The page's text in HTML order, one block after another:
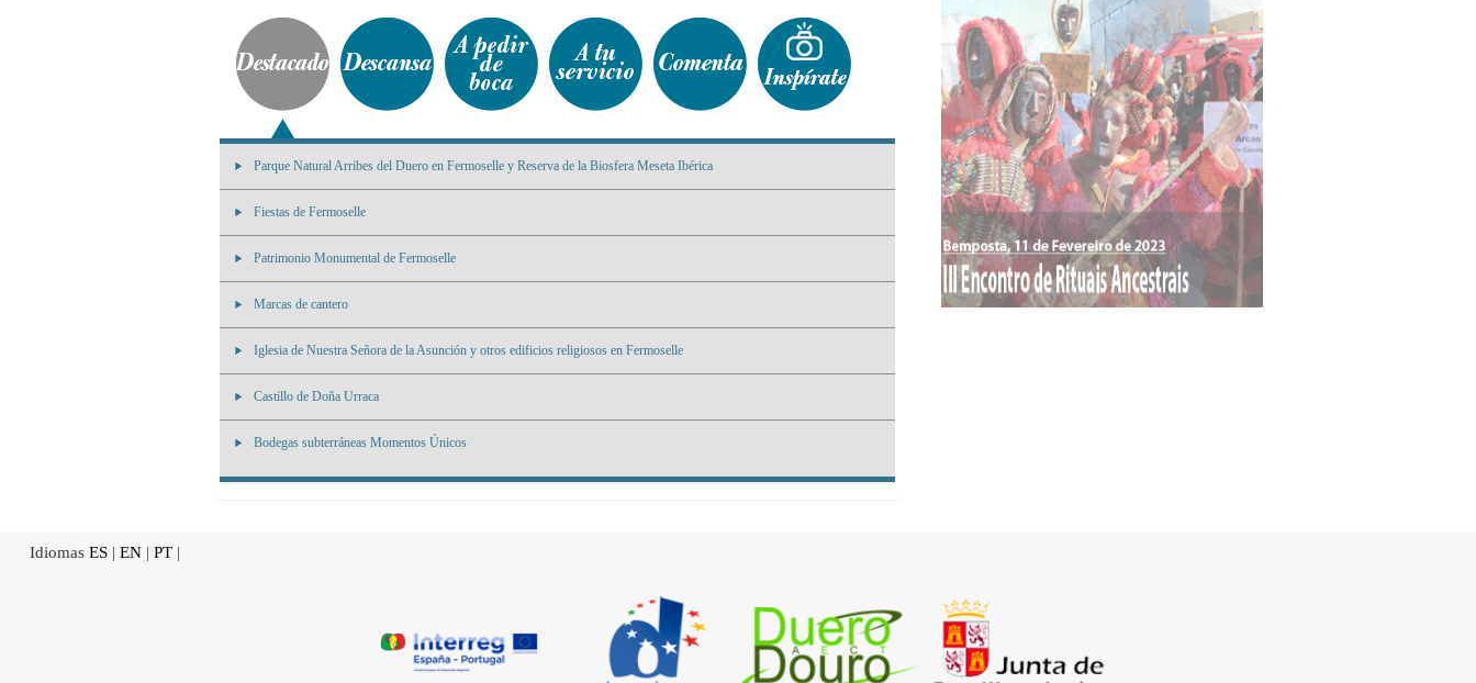
Parque Natural Arribes del Duero en Fermoselle y Reserva de la Biosfera Meseta Ibérica
Fiestas de Fermoselle
Patrimonio Monumental de Fermoselle
Marcas de cantero
Iglesia de Nuestra Señora de la Asunción y otros edificios religiosos en Fermoselle
Castillo de Doña Urraca
Bodegas subterráneas Momentos Únicos
Idiomas ES | EN | PT |